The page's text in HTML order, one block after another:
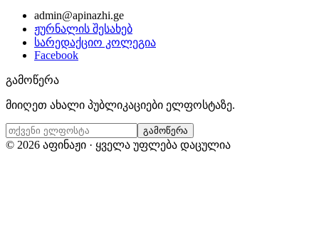
admin@apinazhi.ge
ჟურნალის შესახებ
სარედაქციო კოლეგია
Facebook
გამოწერა
მიიღეთ ახალი პუბლიკაციები ელფოსტაზე.
გამოწერა
© 2026 აფინაჟი · ყველა უფლება დაცულია